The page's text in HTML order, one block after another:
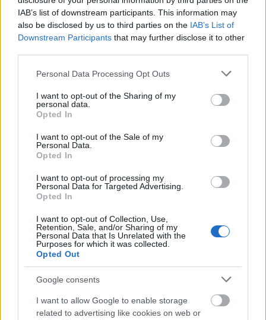
IAB’s list of downstream participants. This information may
also be disclosed by us to third parties on the IAB’s List of
Downstream Participants that may further disclose it to other
Please note that this website/app uses one or more Google
not limited to your visit or usage behaviour. You may click to
grant or deny consent to Google and its third-party tags to
use your data for below specified purposes in below Google
consent section.
Personal Data Processing Opt Outs
I want to opt-out of the Sharing of my
personal data.
Opted In
I want to opt-out of the Sale of my
Personal Data.
Opted In
I want to opt-out of processing my
Personal Data for Targeted Advertising.
Opted In
I want to opt-out of Collection, Use,
Retention, Sale, and/or Sharing of my
Personal Data that Is Unrelated with the
Purposes for which it was collected.
Opted Out
Google consents
I want to allow Google to enable storage
related to advertising like cookies on web or